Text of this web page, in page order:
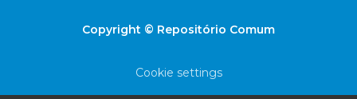
Copyright © Repositório Comum
Cookie settings